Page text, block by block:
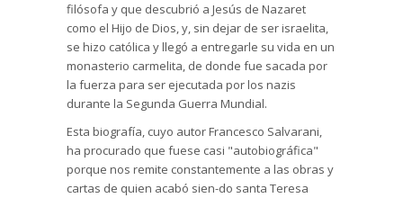
filósofa y que descubrió a Jesús de Nazaret
como el Hijo de Dios, y, sin dejar de ser israelita,
se hizo católica y llegó a entregarle su vida en un
monasterio carmelita, de donde fue sacada por
la fuerza para ser ejecutada por los nazis
durante la Segunda Guerra Mundial.
Esta biografía, cuyo autor Francesco Salvarani,
ha procurado que fuese casi "autobiográfica"
porque nos remite constantemente a las obras y
cartas de quien acabó sien-do santa Teresa